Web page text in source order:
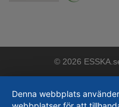
© 2026
Denna webbplats